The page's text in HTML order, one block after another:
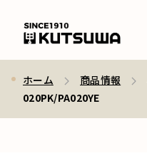
ホーム 商品情報
020PK/PA020YE